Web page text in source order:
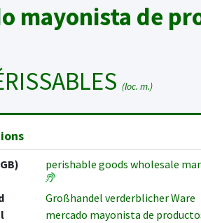
mayonista de
(loc. m.)
perishable goods wholesale
Großhandel verderblicher Ware
mercado mayonista de